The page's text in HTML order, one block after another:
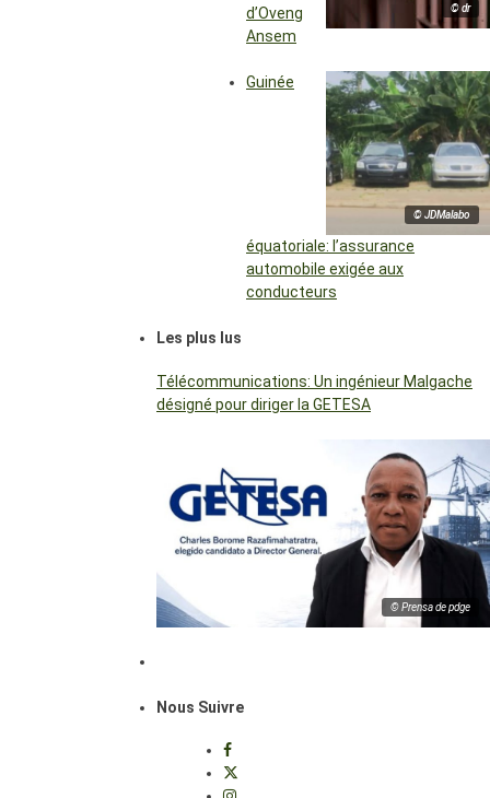
© dr
d’Oveng
Ansem
© JDMalabo
Guinée
équatoriale: l’assurance
automobile exigée aux
conducteurs
Les plus lus
Télécommunications: Un ingénieur Malgache
désigné pour diriger la GETESA
© Prensa de pdge
Nous Suivre